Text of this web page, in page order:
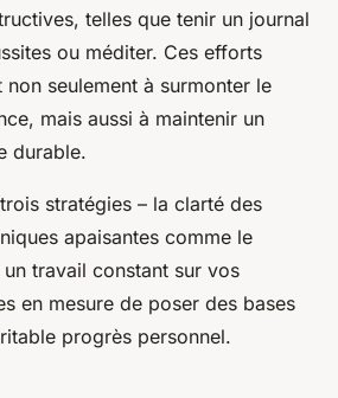
telles que tenir un journal
ou méditer. Ces efforts
seulement à surmonter le
mais aussi à maintenir un
durable.
stratégies – la clarté des
apaisantes comme le
travail constant sur vos
en mesure de poser des bases
progrès personnel.